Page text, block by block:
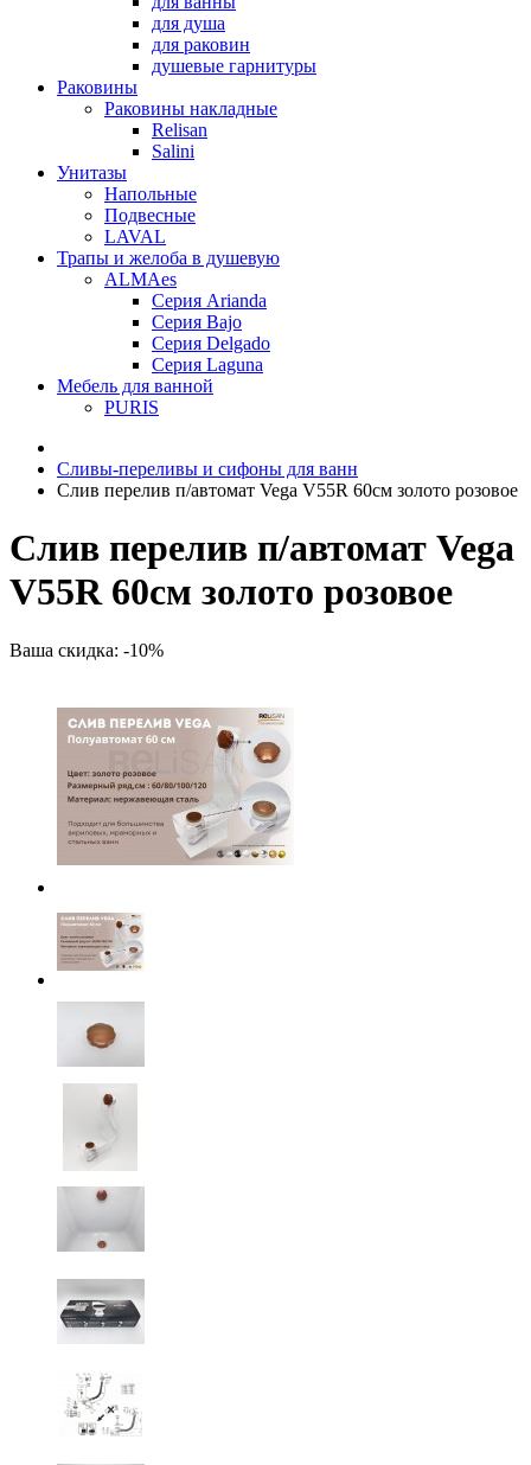
для душа
для раковин
душевые гарнитуры
Раковины
Раковины накладные
Relisan
Salini
Унитазы
Напольные
Подвесные
LAVAL
Трапы и желоба в душевую
ALMAes
Серия Arianda
Серия Bajo
Серия Delgado
Серия Laguna
Мебель для ванной
PURIS
Сливы-переливы и сифоны для ванн
Слив перелив п/автомат Vega V55R 60см золото розовое
Слив перелив п/автомат Vega
V55R 60см золото розовое
Ваша скидка: -10%